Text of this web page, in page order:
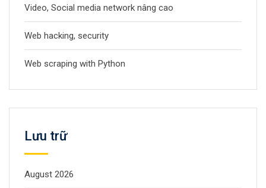
Video, Social media network nâng cao
Web hacking, security
Web scraping with Python
Lưu trữ
August 2026